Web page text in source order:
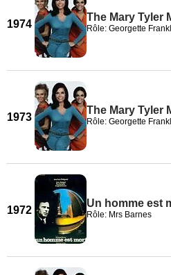
1974
The Mary Tyler
Rôle: Georgette
1973
The Mary Tyler
Rôle: Georgette
1972
Un homme est
Rôle: Mrs Barnes